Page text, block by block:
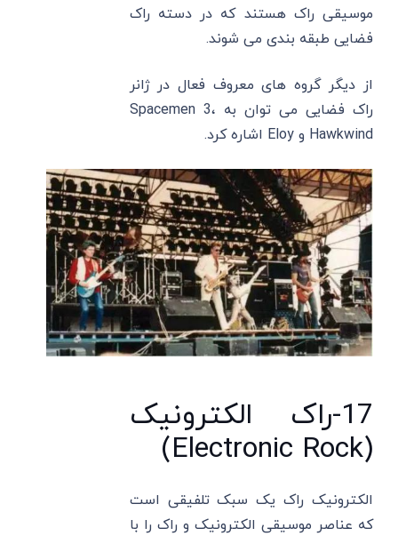
موسیقی راک هستند که در دسته راک
فضایی طبقه ‌بندی می ‌شوند.
از دیگر گروه های معروف فعال در ژانر
راک فضایی می توان به Spacemen 3،
Hawkwind و Eloy اشاره کرد.
17-راک الکترونیک
(Electronic Rock)
الکترونیک راک یک سبک تلفیقی است
که عناصر موسیقی الکترونیک و راک را با